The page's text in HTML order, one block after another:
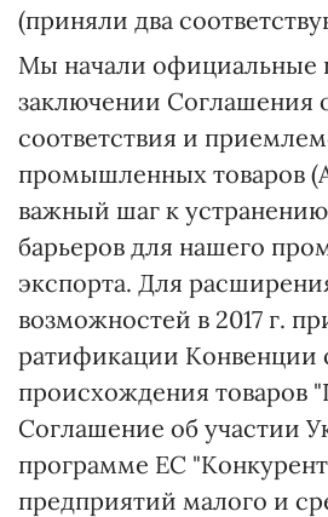
(приняли два
Мы начали официальные
заключении Соглашения
соответствия и
промышленных товаров
важный шаг к
барьеров для нашего
экспорта. Для
возможностей в 2017 г.
ратификации Конвенции
происхождения товаров
Соглашение об участии
программе ЕС
предприятий малого и